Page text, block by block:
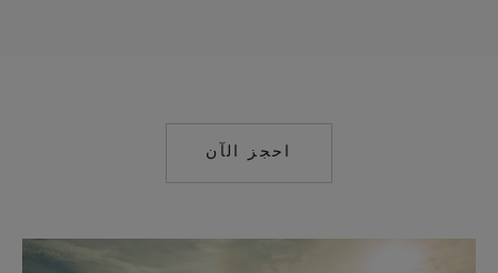
احجز الآن
MAILTO: